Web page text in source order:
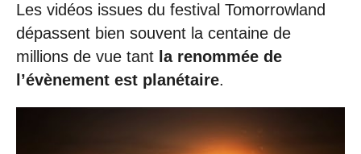
Les vidéos issues du festival Tomorrowland
dépassent bien souvent la centaine de
millions de vue tant la renommée de
l’évènement est planétaire.